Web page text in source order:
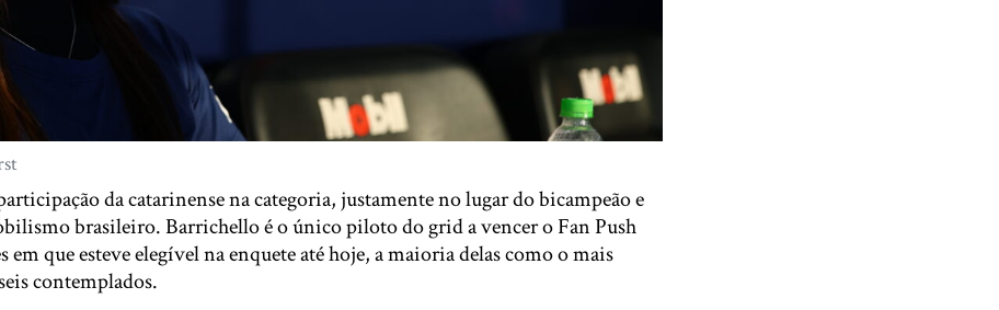
da catarinense na categoria, justamente no lugar do bicampeão e
brasileiro. Barrichello é o único piloto do grid a vencer o Fan Push
em que esteve elegível na enquete até hoje, a maioria delas como o mais
contemplados.